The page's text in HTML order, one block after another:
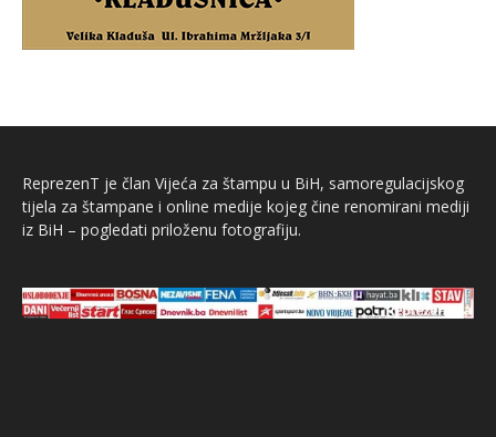
ReprezenT je član Vijeća za štampu u BiH, samoregulacijskog
tijela za štampane i online medije kojeg čine renomirani mediji
iz BiH – pogledati priloženu fotografiju.